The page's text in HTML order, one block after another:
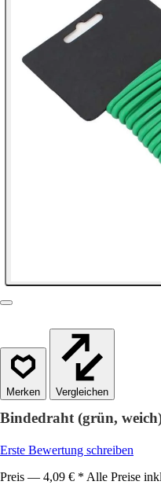
Vergleichen
Bindedraht (grün,
Erste Bewertung schreiben
Preis — 4,09 € * Alle Preise